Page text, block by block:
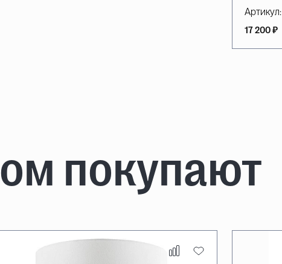
Артикул:
17 200 ₽
покупают